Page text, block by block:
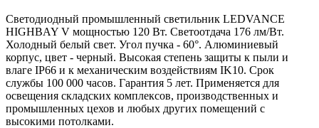
Светодиодный промышленный светильник LEDVANCE
HIGHBAY V мощностью 120 Вт. Светоотдача 176 лм/Вт.
Холодный белый свет. Угол пучка - 60°. Алюминиевый
корпус, цвет - черный. Высокая степень защиты к пыли и
влаге IP66 и к механическим воздействиям IK10. Срок
службы 100 000 часов. Гарантия 5 лет. Применяется для
освещения складских комплексов, производственных и
промышленных цехов и любых других помещений с
высокими потолками.